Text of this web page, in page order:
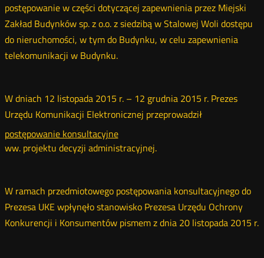
postępowanie w części dotyczącej zapewnienia przez Miejski
Zakład Budynków sp. z o.o. z siedzibą w Stalowej Woli dostępu
do nieruchomości, w tym do Budynku, w celu zapewnienia
telekomunikacji w Budynku.
W dniach 12 listopada 2015 r. – 12 grudnia 2015 r. Prezes
Urzędu Komunikacji Elektronicznej przeprowadził
postępowanie konsultacyjne
ww. projektu decyzji administracyjnej.
W ramach przedmiotowego postępowania konsultacyjnego do
Prezesa UKE wpłynęło stanowisko Prezesa Urzędu Ochrony
Konkurencji i Konsumentów pismem z dnia 20 listopada 2015 r.